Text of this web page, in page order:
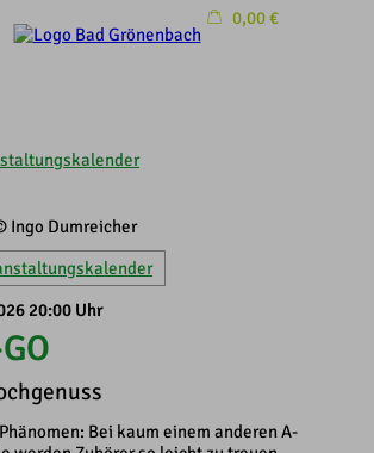
0,00 €
Warenkorb ist leer
20:00 Uhr
Bei kaum einem anderen A-